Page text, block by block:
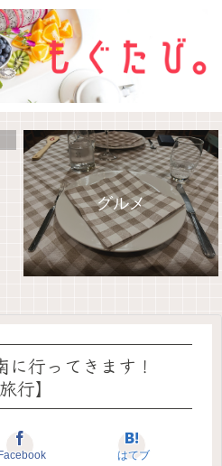
グルメ
行ってきます！
行】
Facebook はてブ